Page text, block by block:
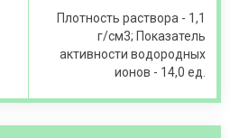
Плотность раствора - 1,1
г/см3; Показатель
активности водородных
ионов - 14,0 ед.